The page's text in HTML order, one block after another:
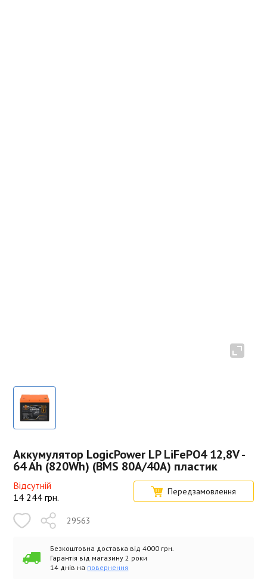
Аккумулятор LogicPower LP LiFePO4 12,8V -
64 Ah (820Wh) (BMS 80A/40А) пластик
Відсутній
14 244 грн. Передзамовлення
29563
Безкоштовна доставка від 4000 грн.
Гарантія від магазину 2 роки
14 днів на повернення